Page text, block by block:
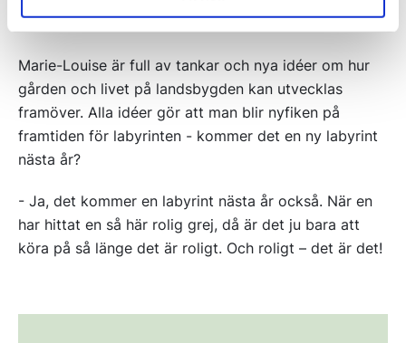
om man vill behålla dem!
Marie-Louise är full av tankar och nya idéer om hur
gården och livet på landsbygden kan utvecklas
framöver. Alla idéer gör att man blir nyfiken på
framtiden för labyrinten - kommer det en ny labyrint
nästa år?
- Ja, det kommer en labyrint nästa år också. När en
har hittat en så här rolig grej, då är det ju bara att
köra på så länge det är roligt. Och roligt – det är det!